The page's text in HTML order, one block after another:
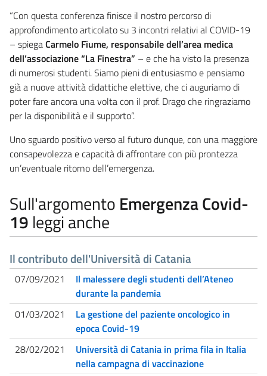
“Con questa conferenza finisce il nostro percorso di
approfondimento articolato su 3 incontri relativi al COVID-19
– spiegaCarmelo Fiume, responsabile dell’area medica
dell’associazione “La Finestra” – e che ha visto la presenza
di numerosi studenti. Siamo pieni di entusiasmo e pensiamo
già a nuove attività didattiche elettive, che ci auguriamo di
poter fare ancora una volta con il prof. Drago che ringraziamo
per la disponibilità e il supporto”.
Uno sguardo positivo verso al futuro dunque, con una maggiore
consapevolezza e capacità di affrontare con più prontezza
un’eventuale ritorno dell’emergenza.
Sull'argomento Emergenza Covid-
19 leggi anche
Il contributo dell'Università di Catania
07/09/2021
Il malessere degli studenti dell’Ateneo
durante la pandemia
01/03/2021
La gestione del paziente oncologico in
epoca Covid-19
28/02/2021
Università di Catania in prima fila in Italia
nella campagna di vaccinazione